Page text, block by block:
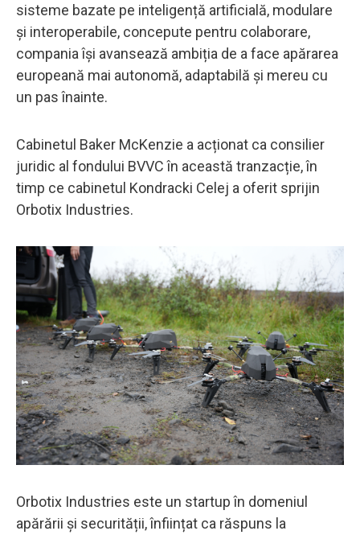
sisteme bazate pe inteligență artificială, modulare
și interoperabile, concepute pentru colaborare,
compania își avansează ambiția de a face apărarea
europeană mai autonomă, adaptabilă și mereu cu
un pas înainte.
Cabinetul Baker McKenzie a acționat ca consilier
juridic al fondului BVVC în această tranzacție, în
timp ce cabinetul Kondracki Celej a oferit sprijin
Orbotix Industries.
Orbotix Industries este un startup în domeniul
apărării și securității, înființat ca răspuns la